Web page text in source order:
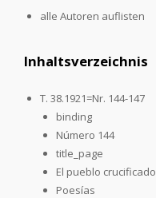
alle Autoren auflisten
Inhaltsverzeichnis
T. 38.1921=Nr. 144-147
binding
Número 144
title_page
El pueblo crucificado
Poesías